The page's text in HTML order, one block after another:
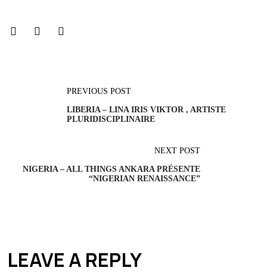
PREVIOUS POST
LIBERIA – LINA IRIS VIKTOR , ARTISTE
PLURIDISCIPLINAIRE
NEXT POST
NIGERIA – ALL THINGS ANKARA PRÉSENTE
“NIGERIAN RENAISSANCE”
LEAVE A REPLY